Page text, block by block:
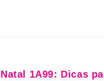
Natal 1A99: Dicas